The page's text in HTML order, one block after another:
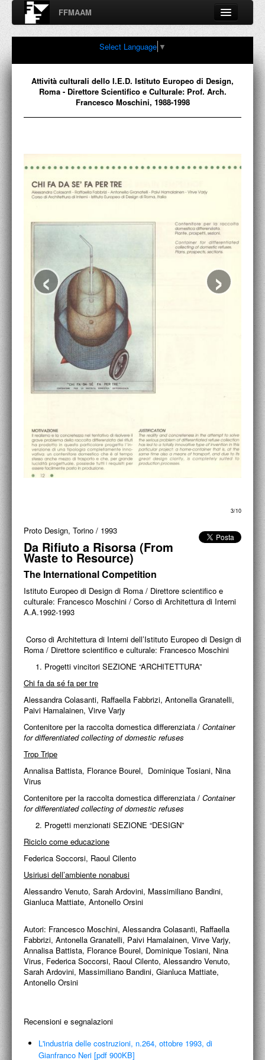
FFMAAM
Fondo Francesco Moschini
A.A.M. Architettura Arte Moderna
Percorsi, nodi, sconfinamenti e contaminazioni tra Arte,
FRANCESCO MOSCHINI
PUBBLICAZIONI
CONFERENZE
VIDEO
ACCADEMIA NAZIONALE DI SAN LUCA
I.E.D. / ROMA
POLITECNICO DI BARI
BIBLIOTECA FRANCESCO MOSCHINI
A.A.M. ARCHITETTURA ARTE MODERNA
RECENSIONI GENERALI
ARTISTI
DUETTI / DUELLI
PROGETTI CULTURALI
PROGETTO T.E.S.I.
Select Language ▼
Attività culturali dello I.E.D. Istituto Europeo di Design,
Roma - Direttore Scientifico e Culturale: Prof. Arch.
Francesco Moschini, 1988-1998
3/10
‹ ›
Proto Design, Torino / 1993
Da Rifiuto a Risorsa (From
Waste to Resource)
The International Competition
Istituto Europeo di Design di Roma / Direttore scientifico e
culturale: Francesco Moschini / Corso di Architettura di Interni
A.A.1992-1993
Corso di Architettura di Interni dell’Istituto Europeo di Design di
Roma / Direttore scientifico e culturale: Francesco Moschini
1. Progetti vincitori SEZIONE “ARCHITETTURA”
Chi fa da sé fa per tre
Alessandra Colasanti, Raffaella Fabbrizi, Antonella Granatelli,
Paivi Hamalainen, Virve Varjy
Contenitore per la raccolta domestica differenziata / Container
for differentiated collecting of domestic refuses
Trop Tripe
Annalisa Battista, Florance Bourel, Dominique Tosiani, Nina
Virus
Contenitore per la raccolta domestica differenziata / Container
for differentiated collecting of domestic refuses
2. Progetti menzionati SEZIONE “DESIGN”
Riciclo come educazione
Federica Soccorsi, Raoul Cilento
Usiriusi dell’ambiente nonabusi
Alessandro Venuto, Sarah Ardovini, Massimiliano Bandini,
Gianluca Mattiate, Antonello Orsini
Autori: Francesco Moschini, Alessandra Colasanti, Raffaella
Fabbrizi, Antonella Granatelli, Paivi Hamalainen, Virve Varjy,
Annalisa Battista, Florance Bourel, Dominique Tosiani, Nina
Virus, Federica Soccorsi, Raoul Cilento, Alessandro Venuto,
Sarah Ardovini, Massimiliano Bandini, Gianluca Mattiate,
Antonello Orsini
Recensioni e segnalazioni
L'industria delle costruzioni, n.264, ottobre 1993, di
Gianfranco Neri [pdf 900KB]